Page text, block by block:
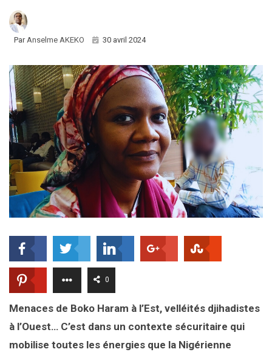
ParAnselme AKEKO 30 avril 2024
0
Menaces de Boko Haram à l’Est, velléités djihadistes
à l’Ouest… C’est dans un contexte sécuritaire qui
mobilise toutes les énergies que la Nigérienne